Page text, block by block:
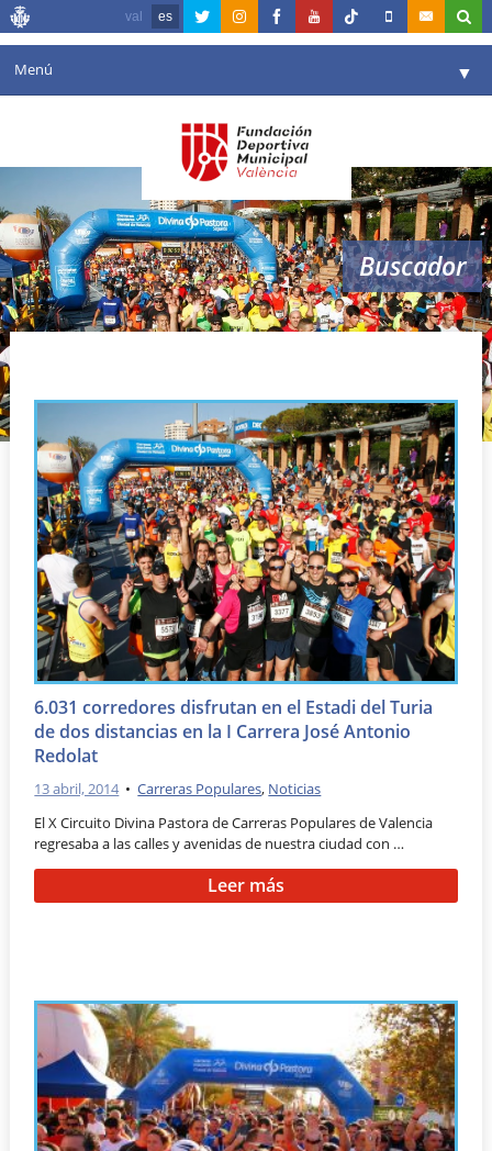
val es
Menú ▼
Agenda
Instalaciones ▼
Comunicación ▼
Valencia en deporte ▼
Buscador
circuito divina pastora valencia
6.031 corredores disfrutan en el Estadi del Turia
de dos distancias en la I Carrera José Antonio
Redolat
13 abril, 2014 •Carreras Populares, Noticias
El X Circuito Divina Pastora de Carreras Populares de Valencia
regresaba a las calles y avenidas de nuestra ciudad con …
Leer más